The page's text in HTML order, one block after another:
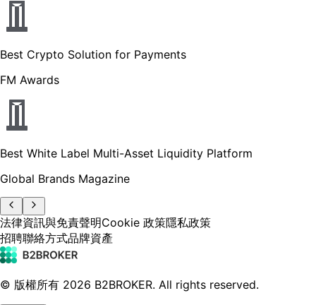
Best Crypto Solution for Payments
FM Awards
Best White Label Multi-Asset Liquidity Platform
Global Brands Magazine
法律資訊與免責聲明Cookie 政策隱私政策
招聘聯絡方式品牌資產
© 版權所有 2026 B2BROKER. All rights reserved.